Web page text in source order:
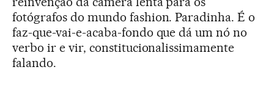
fotógrafos do mundo fashion. Paradinha. É o
faz-que-vai-e-acaba-fondo que dá um nó no
verbo ir e vir, constitucionalissimamente
falando.